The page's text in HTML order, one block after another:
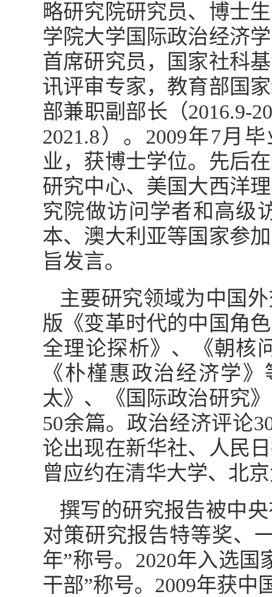
略研究院研究员、博士
学院大学国际政治经济
首席研究员，国家社科
讯评审专家，教育部国
部兼职副部长（2016.9-
2021.8）。2009年7月
业，获博士学位。先后
研究中心、美国大西洋
究院做访问学者和高级
本、澳大利亚等国家参
旨发言。
主要研究领域为中国
版《变革时代的中国角
全理论探析》、《朝核
《朴槿惠政治经济学
太》、《国际政治研究
50余篇。政治经济评论
论出现在新华社、人民
曾应约在清华大学、北
撰写的研究报告被中
对策研究报告特等奖、
年”称号。2020年入选
干部”称号。2009年获中